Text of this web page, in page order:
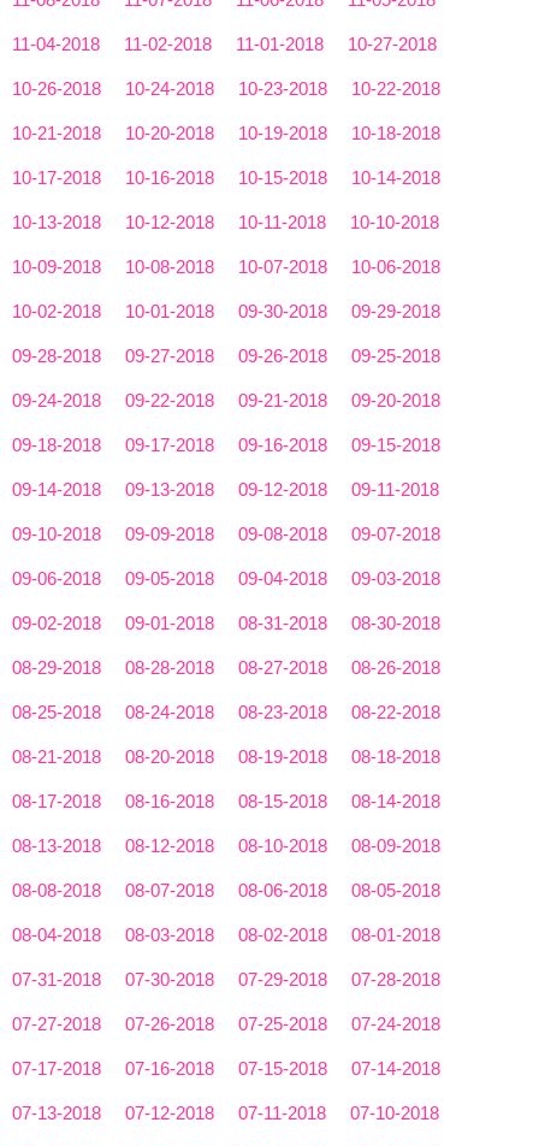
11-04-2018 11-02-2018 11-01-2018 10-27-2018
10-26-2018 10-24-2018 10-23-2018 10-22-2018
10-21-2018 10-20-2018 10-19-2018 10-18-2018
10-17-2018 10-16-2018 10-15-2018 10-14-2018
10-13-2018 10-12-2018 10-11-2018 10-10-2018
10-09-2018 10-08-2018 10-07-2018 10-06-2018
10-02-2018 10-01-2018 09-30-2018 09-29-2018
09-28-2018 09-27-2018 09-26-2018 09-25-2018
09-24-2018 09-22-2018 09-21-2018 09-20-2018
09-18-2018 09-17-2018 09-16-2018 09-15-2018
09-14-2018 09-13-2018 09-12-2018 09-11-2018
09-10-2018 09-09-2018 09-08-2018 09-07-2018
09-06-2018 09-05-2018 09-04-2018 09-03-2018
09-02-2018 09-01-2018 08-31-2018 08-30-2018
08-29-2018 08-28-2018 08-27-2018 08-26-2018
08-25-2018 08-24-2018 08-23-2018 08-22-2018
08-21-2018 08-20-2018 08-19-2018 08-18-2018
08-17-2018 08-16-2018 08-15-2018 08-14-2018
08-13-2018 08-12-2018 08-10-2018 08-09-2018
08-08-2018 08-07-2018 08-06-2018 08-05-2018
08-04-2018 08-03-2018 08-02-2018 08-01-2018
07-31-2018 07-30-2018 07-29-2018 07-28-2018
07-27-2018 07-26-2018 07-25-2018 07-24-2018
07-17-2018 07-16-2018 07-15-2018 07-14-2018
07-13-2018 07-12-2018 07-11-2018 07-10-2018